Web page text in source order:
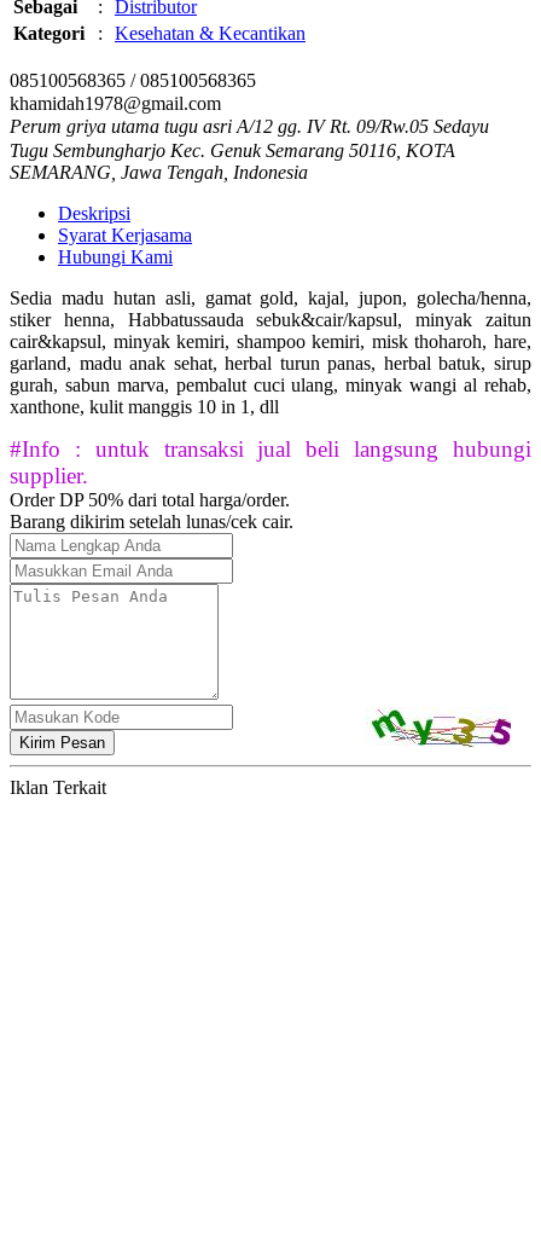
Sebagai
:
Distributor
Kategori
: Kesehatan & Kecantikan
085100568365 / 085100568365
khamidah1978@gmail.com
Perum griya utama tugu asri A/12 gg. IV Rt. 09/Rw.05 Sedayu
Tugu Sembungharjo Kec. Genuk Semarang 50116, KOTA
SEMARANG, Jawa Tengah, Indonesia
Deskripsi
Syarat Kerjasama
Hubungi Kami
Sedia madu hutan asli, gamat gold, kajal, jupon, golecha/henna,
stiker henna, Habbatussauda sebuk&cair/kapsul, minyak zaitun
cair&kapsul, minyak kemiri, shampoo kemiri, misk thoharoh, hare,
garland, madu anak sehat, herbal turun panas, herbal batuk, sirup
gurah, sabun marva, pembalut cuci ulang, minyak wangi al rehab,
xanthone, kulit manggis 10 in 1, dll
#Info : untuk transaksi jual beli langsung hubungi
supplier.
Order DP 50% dari total harga/order.
Barang dikirim setelah lunas/cek cair.
Kirim Pesan
Iklan Terkait